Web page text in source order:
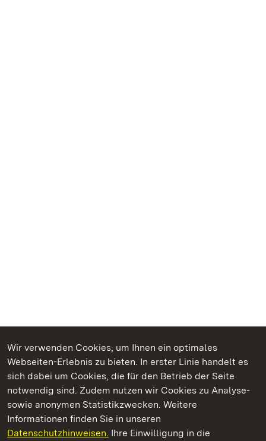
Wir verwenden Cookies, um Ihnen ein optimales
Webseiten-Erlebnis zu bieten. In erster Linie handelt es
sich dabei um Cookies, die für den Betrieb der Seite
notwendig sind. Zudem nutzen wir Cookies zu Analyse-
sowie anonymen Statistikzwecken. Weitere
Informationen finden Sie in unseren
Datenschutzhinweisen. Ihre Einwilligung in die
Kommen. Staunen. Genießen.
Residenzschloss Ludwigsburg